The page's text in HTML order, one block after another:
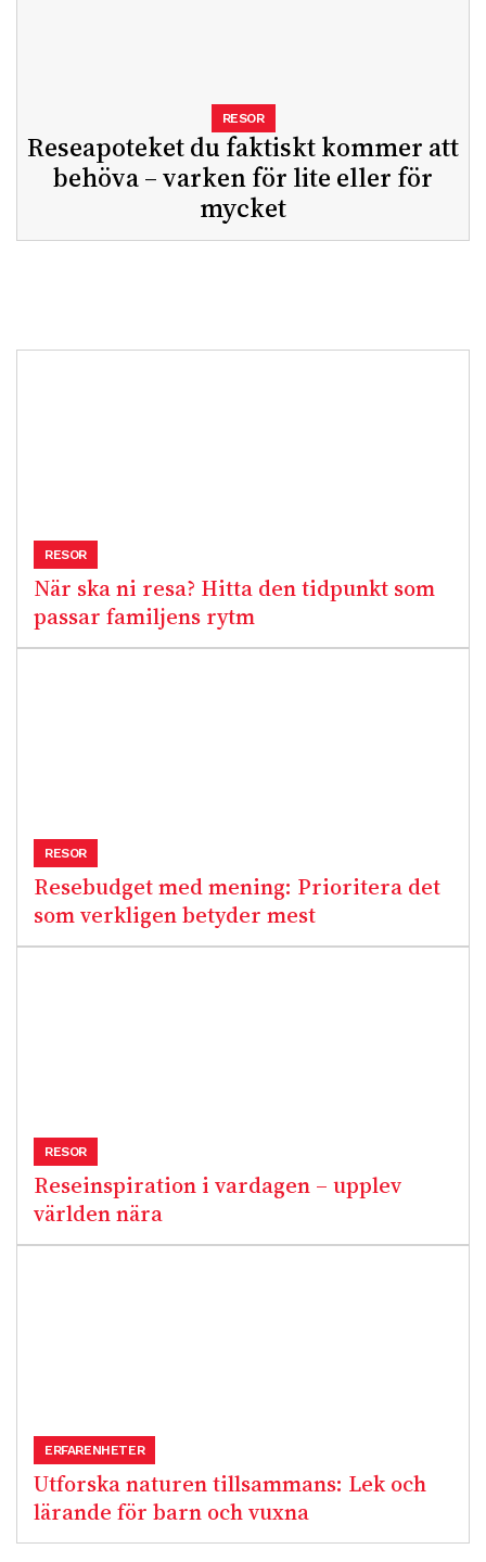
Reseapoteket du faktiskt kommer att
behöva – varken för lite eller för
mycket
RESOR
När ska ni resa? Hitta den tidpunkt som
passar familjens rytm
RESOR
Resebudget med mening: Prioritera det
som verkligen betyder mest
RESOR
Reseinspiration i vardagen – upplev
världen nära
RESOR
Utforska naturen tillsammans: Lek och
lärande för barn och vuxna
ERFARENHETER